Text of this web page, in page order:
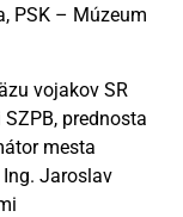
PSK – Múzeum
vojakov SR
prednosta
mesta
Jaroslav